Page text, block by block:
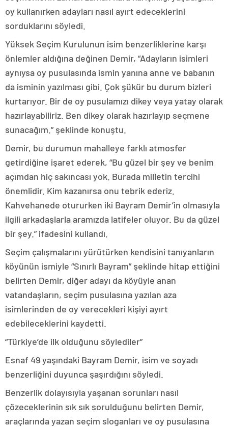
oy kullanırken adayları nasıl ayırt edeceklerini
sorduklarını söyledi.
Yüksek Seçim Kurulunun isim benzerliklerine karşı
önlemler aldığına değinen Demir, “Adayların isimleri
aynıysa oy pusulasında ismin yanına anne ve babanın
da isminin yazılması gibi. Çok şükür bu durum bizleri
kurtarıyor. Bir de oy pusulamızı dikey veya yatay olarak
hazırlayabiliriz. Ben dikey olarak hazırlayıp seçmene
sunacağım.” şeklinde konuştu.
Demir, bu durumun mahalleye farklı atmosfer
getirdiğine işaret ederek, “Bu güzel bir şey ve benim
açımdan hiç sakıncası yok. Burada milletin tercihi
önemlidir. Kim kazanırsa onu tebrik ederiz.
Kahvehanede otururken iki Bayram Demir’in olmasıyla
ilgili arkadaşlarla aramızda latifeler oluyor. Bu da güzel
bir şey.” ifadesini kullandı.
Seçim çalışmalarını yürütürken kendisini tanıyanların
köyünün ismiyle “Sınırlı Bayram” şeklinde hitap ettiğini
belirten Demir, diğer adayı da köyüyle anan
vatandaşların, seçim pusulasına yazılan aza
isimlerinden de oy verecekleri kişiyi ayırt
edebileceklerini kaydetti.
“Türkiye’de ilk olduğunu söylediler”
Esnaf 49 yaşındaki Bayram Demir, isim ve soyadı
benzerliğini duyunca şaşırdığını söyledi.
Benzerlik dolayısıyla yaşanan sorunları nasıl
çözeceklerinin sık sık sorulduğunu belirten Demir,
araçlarında yazan seçim sloganları ve oy pusulasına